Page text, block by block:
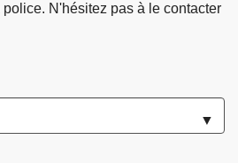
N'hésitez pas à le contacter
▼